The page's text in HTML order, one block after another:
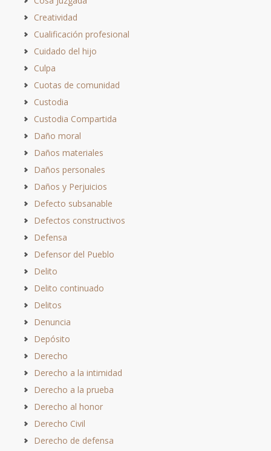
Creatividad
Cualificación profesional
Cuidado del hijo
Culpa
Cuotas de comunidad
Custodia
Custodia Compartida
Daño moral
Daños materiales
Daños personales
Daños y Perjuicios
Defecto subsanable
Defectos constructivos
Defensa
Defensor del Pueblo
Delito
Delito continuado
Delitos
Denuncia
Depósito
Derecho
Derecho a la intimidad
Derecho a la prueba
Derecho al honor
Derecho Civil
Derecho de defensa